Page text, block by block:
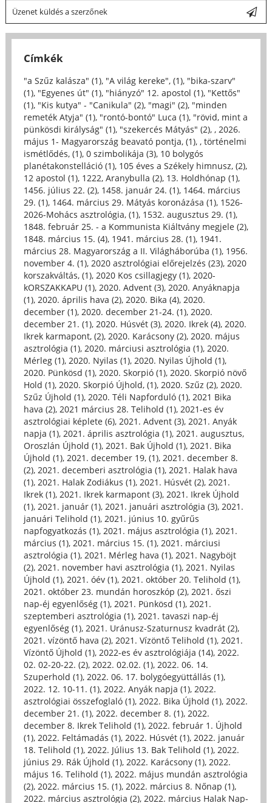
Üzenet küldés a szerzőnek
Címkék
"a Szűz kalásza" (1), "A világ kereke", (1), "bika-szarv"
(1), "Egyenes út" (1), "hiányzó" 12. apostol (1), "Kettős"
(1), "Kis kutya" - "Canikula" (2), "magi" (2), "minden
remeték Atyja" (1), "rontó-bontó" Luca (1), "rövid, mint a
pünkösdi királyság" (1), "szekercés Mátyás" (2), , 2026.
május 1- Magyarország beavató pontja, (1), , történelmi
ismétlődés, (1), 0 szimbolikája (3), 10 bolygós
planétakonstelláció (1), 105 éves a Székely himnusz, (2),
12 apostol (1), 1222, Aranybulla (2), 13. Holdhónap (1),
1456. július 22. (2), 1458. január 24. (1), 1464. március
29. (1), 1464. március 29. Mátyás koronázása (1), 1526-
2026-Mohács asztrológia, (1), 1532. augusztus 29. (1),
1848. február 25. - a Kommunista Kiáltvány megjele (2),
1848. március 15. (4), 1941. március 28. (1), 1941.
március 28. Magyarország a II. Világháborúba (1), 1956.
november 4. (1), 2020 asztrológiai előrejelzés (23), 2020
korszakváltás, (1), 2020 Kos csillagjegy (1), 2020-
kORSZAKKAPU (1), 2020. Advent (3), 2020. Anyáknapja
(1), 2020. április hava (2), 2020. Bika (4), 2020.
december (1), 2020. december 21-24. (1), 2020.
december 21. (1), 2020. Húsvét (3), 2020. Ikrek (4), 2020.
Ikrek karmapont, (2), 2020. Karácsony (2), 2020. május
asztrológia (1), 2020. márciusi asztrológia (1), 2020.
Mérleg (1), 2020. Nyilas (1), 2020. Nyilas Újhold (1),
2020. Pünkösd (1), 2020. Skorpió (1), 2020. Skorpió növő
Hold (1), 2020. Skorpió Újhold, (1), 2020. Szűz (2), 2020.
Szűz Újhold (1), 2020. Téli Napforduló (1), 2021 Bika
hava (2), 2021 március 28. Telihold (1), 2021-es év
asztrológiai képlete (6), 2021. Advent (3), 2021. Anyák
napja (1), 2021. április asztrológia (1), 2021. augusztus,
Oroszlán Újhold (1), 2021. Bak Újhold (1), 2021. Bika
Újhold (1), 2021. december 19, (1), 2021. december 8.
(2), 2021. decemberi asztrológia (1), 2021. Halak hava
(1), 2021. Halak Zodiákus (1), 2021. Húsvét (2), 2021.
Ikrek (1), 2021. Ikrek karmapont (3), 2021. Ikrek Újhold
(1), 2021. január (1), 2021. januári asztrológia (3), 2021.
januári Telihold (1), 2021. június 10. gyűrűs
napfogyatkozás (1), 2021. május asztrológia (1), 2021.
március (1), 2021. március 15. (1), 2021. márciusi
asztrológia (1), 2021. Mérleg hava (1), 2021. Nagyböjt
(2), 2021. november havi asztrológia (1), 2021. Nyilas
Újhold (1), 2021. óév (1), 2021. október 20. Telihold (1),
2021. október 23. mundán horoszkóp (2), 2021. őszi
nap-éj egyenlőség (1), 2021. Pünkösd (1), 2021.
szeptemberi asztrológia (1), 2021. tavaszi nap-éj
egyenlőség (1), 2021. Uránusz-Szaturnusz kvadrát (2),
2021. vízöntő hava (2), 2021. Vízöntő Telihold (1), 2021.
Vízöntő Újhold (1), 2022-es év asztrológiája (14), 2022.
02. 02-20-22. (2), 2022. 02.02. (1), 2022. 06. 14.
Szuperhold (1), 2022. 06. 17. bolygóegyüttállás (1),
2022. 12. 10-11. (1), 2022. Anyák napja (1), 2022.
asztrológiai összefoglaló (1), 2022. Bika Újhold (1), 2022.
december 21. (1), 2022. december 8. (1), 2022.
december 8. Ikrek Telihold (1), 2022. február 1. Újhold
(1), 2022. Feltámadás (1), 2022. Húsvét (1), 2022. január
18. Telihold (1), 2022. Július 13. Bak Telihold (1), 2022.
június 29. Rák Újhold (1), 2022. Karácsony (1), 2022.
május 16. Telihold (1), 2022. május mundán asztrológia
(2), 2022. március 15. (1), 2022. március 8. Nőnap (1),
2022. március asztrológia (2), 2022. március Halak Nap-